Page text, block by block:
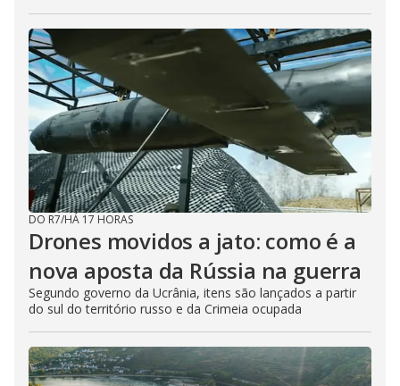
DO R7/HÁ 17 HORAS
Drones movidos a jato: como é a
nova aposta da Rússia na guerra
Segundo governo da Ucrânia, itens são lançados a partir
do sul do território russo e da Crimeia ocupada